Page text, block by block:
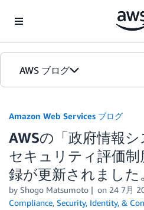
AWS ブログ
カテゴリ
エディション
Amazon Web Services ブログ
AWSの「政府情報
セキュリティ評価制
録が更新されました
by Shogo Matsumoto on 24 7月
Compliance, Security, Identity, &